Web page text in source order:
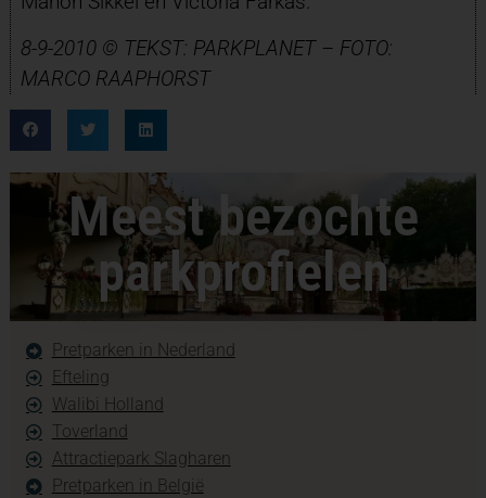
8-9-2010 © TEKST: PARKPLANET – FOTO:
MARCO RAAPHORST
Meest bezochte
parkprofielen
Pretparken in Nederland
Efteling
Walibi Holland
Toverland
Attractiepark Slagharen
Pretparken in België